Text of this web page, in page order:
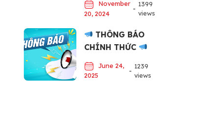
Lực
November
20, 2024
-
1399
views
THÔNG BÁO
CHÍNH THỨC
June 24,
2025
-
1239
views